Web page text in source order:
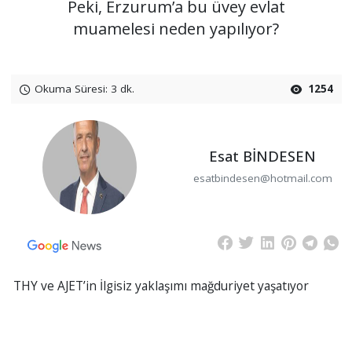
Peki, Erzurum’a bu üvey evlat
muamelesi neden yapılıyor?
Okuma Süresi: 3 dk. 1254
Esat BİNDESEN
esatbindesen@hotmail.com
THY ve AJET’in İlgisiz yaklaşımı mağduriyet yaşatıyor